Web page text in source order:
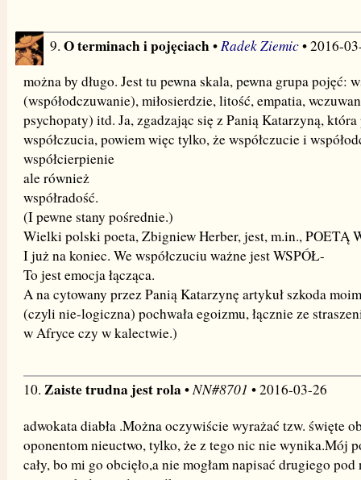
9. O terminach i pojęciach•Radek Ziemic• 2016-
można by długo. Jest tu pewna skala, pewna grupa pojęć:
(współodczuwanie), miłosierdzie, litość, empatia,
psychopaty) itd. Ja, zgadzając się z Panią Katarzyną,
współczucia, powiem więc tylko, że współczucie i
współcierpienie
ale również
współradość.
(I pewne stany pośrednie.)
Wielki polski poeta, Zbigniew Herber, jest, m.in., POETĄ
I już na koniec. We współczuciu ważne jest WSPÓŁ-
To jest emocja łącząca.
A na cytowany przez Panią Katarzynę artykuł szkoda
(czyli nie-logiczna) pochwała egoizmu, łącznie ze
w Afryce czy w kalectwie.)
10. Zaiste trudna jest rola •NN#8701 • 2016-03-26
adwokata diabła .Można oczywiście wyrażać tzw. święte
oponentom nieuctwo, tylko, że z tego nic nie wynika.Mój
cały, bo mi go obcięło,a nie mogłam napisać drugiego